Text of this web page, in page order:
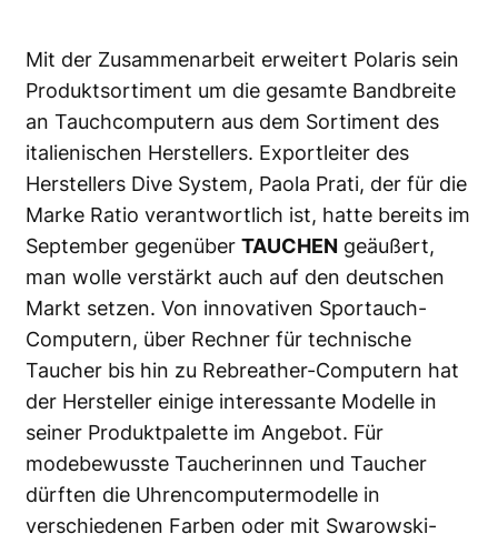
Mit der Zusammenarbeit erweitert Polaris sein
Produktsortiment um die gesamte Bandbreite
an Tauchcomputern aus dem Sortiment des
italienischen Herstellers. Exportleiter des
Herstellers Dive System, Paola Prati, der für die
Marke Ratio verantwortlich ist, hatte bereits im
September gegenüber TAUCHEN geäußert,
man wolle verstärkt auch auf den deutschen
Markt setzen. Von innovativen Sportauch-
Computern, über Rechner für technische
Taucher bis hin zu Rebreather-Computern hat
der Hersteller einige interessante Modelle in
seiner Produktpalette im Angebot. Für
modebewusste Taucherinnen und Taucher
dürften die Uhrencomputermodelle in
verschiedenen Farben oder mit Swarowski-